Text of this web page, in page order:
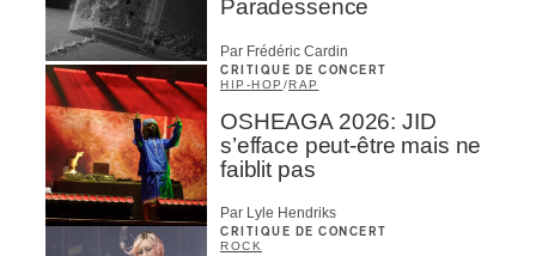
Paradessence
Par Frédéric Cardin
CRITIQUE DE CONCERT
HIP-HOP /RAP
OSHEAGA 2026: JID
s’efface peut-être mais ne
faiblit pas
Par Lyle Hendriks
CRITIQUE DE CONCERT
ROCK